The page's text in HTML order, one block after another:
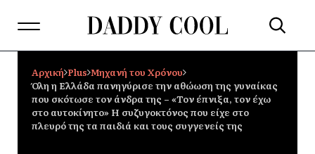
Αρχική Plus Μηχανή του Χρόνου
Όλη η Ελλάδα πανηγύρισε την αθώωση της γυναίκας
που σκότωσε τον άνδρα της – «Τον έπνιξα, τον έχω
στο αυτοκίνητο» Η συζυγοκτόνος που είχε στο
πλευρό της τα παιδιά και τους συγγενείς της